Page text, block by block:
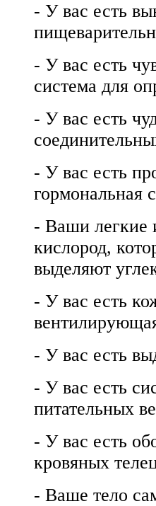
- У вас есть
- У вас есть
система для
- У вас есть
- У вас есть
гормональная
- Ваши легкие
кислород,
выделяют
- У вас есть
- У вас есть
- У вас есть
питательных
- У вас есть
кровяных
- Ваше тело